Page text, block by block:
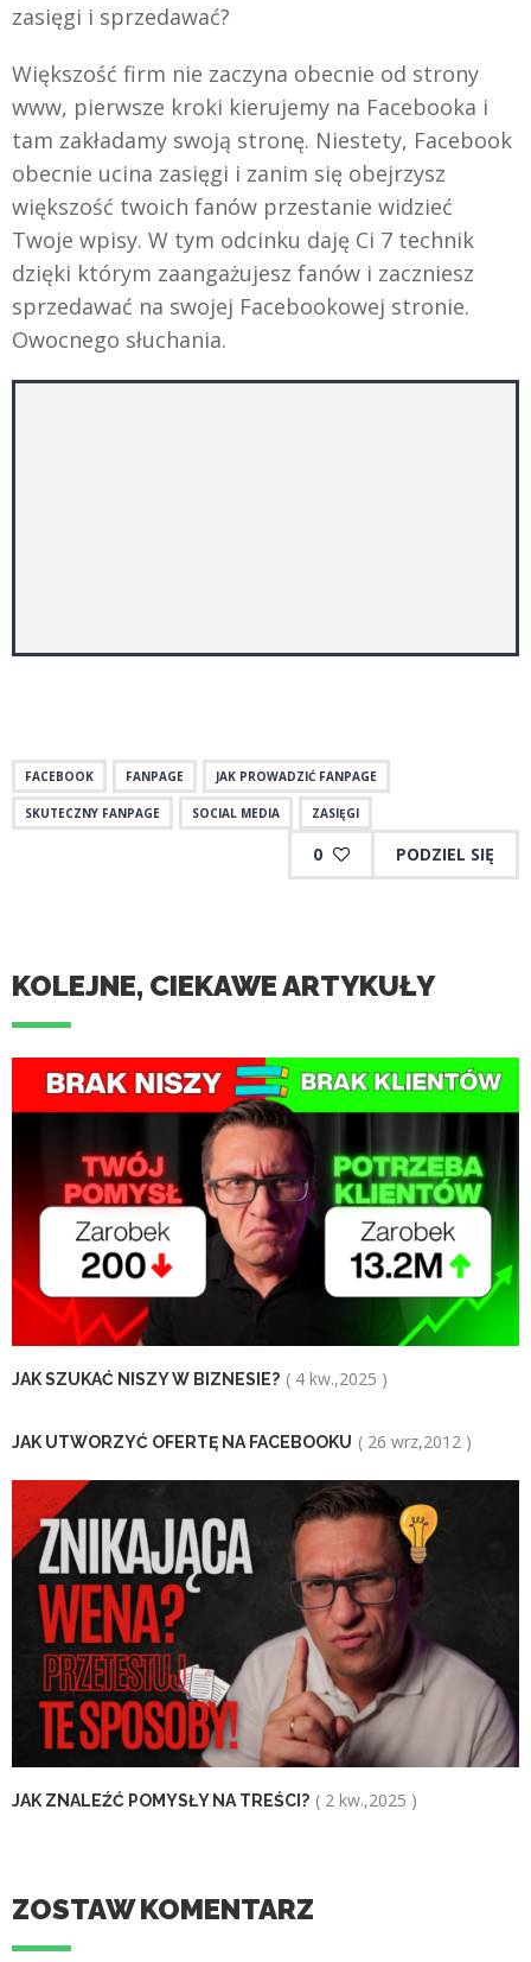
zasięgi i sprzedawać?
Większość firm nie zaczyna obecnie od strony
www, pierwsze kroki kierujemy na Facebooka i
tam zakładamy swoją stronę. Niestety, Facebook
obecnie ucina zasięgi i zanim się obejrzysz
większość twoich fanów przestanie widzieć
Twoje wpisy. W tym odcinku daję Ci 7 technik
dzięki którym zaangażujesz fanów i zaczniesz
sprzedawać na swojej Facebookowej stronie.
Owocnego słuchania.
FACEBOOK FANPAGE JAK PROWADZIĆ FANPAGE
SKUTECZNY FANPAGE SOCIAL MEDIA ZASIĘGI
0 PODZIEL SIĘ
KOLEJNE, CIEKAWE ARTYKUŁY
JAK SZUKAĆ NISZY W BIZNESIE? ( 4 kw.,2025 )
JAK UTWORZYĆ OFERTĘ NA FACEBOOKU ( 26 wrz,2012 )
JAK ZNALEŹĆ POMYSŁY NA TREŚCI? ( 2 kw.,2025 )
ZOSTAW KOMENTARZ